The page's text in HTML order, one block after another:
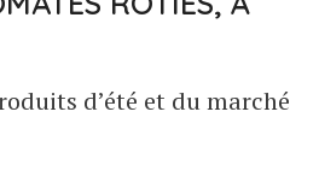
d’été et du marché